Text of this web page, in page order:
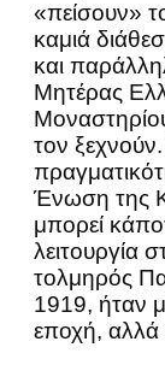
«πείσουν»
καμιά
και
Μητέρας
τον
Ένωση της
μπορεί
λειτουργία
τολμηρός
1919, ήταν
εποχή, αλλά